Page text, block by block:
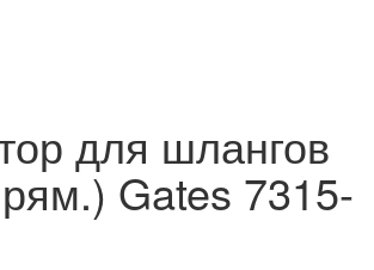
для шлангов
Gates 7315-